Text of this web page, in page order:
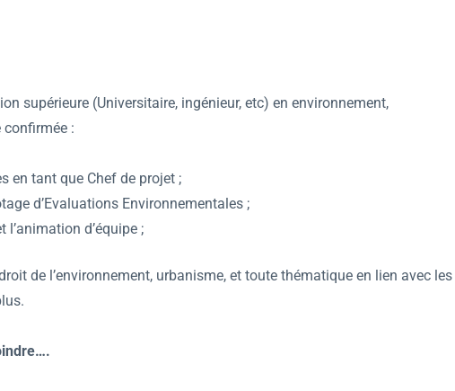
supérieure (Universitaire, ingénieur, etc) en environnement,
confirmée :
en tant que Chef de projet ;
d’Evaluations Environnementales ;
d’équipe ;
de l’environnement, urbanisme, et toute thématique en lien avec